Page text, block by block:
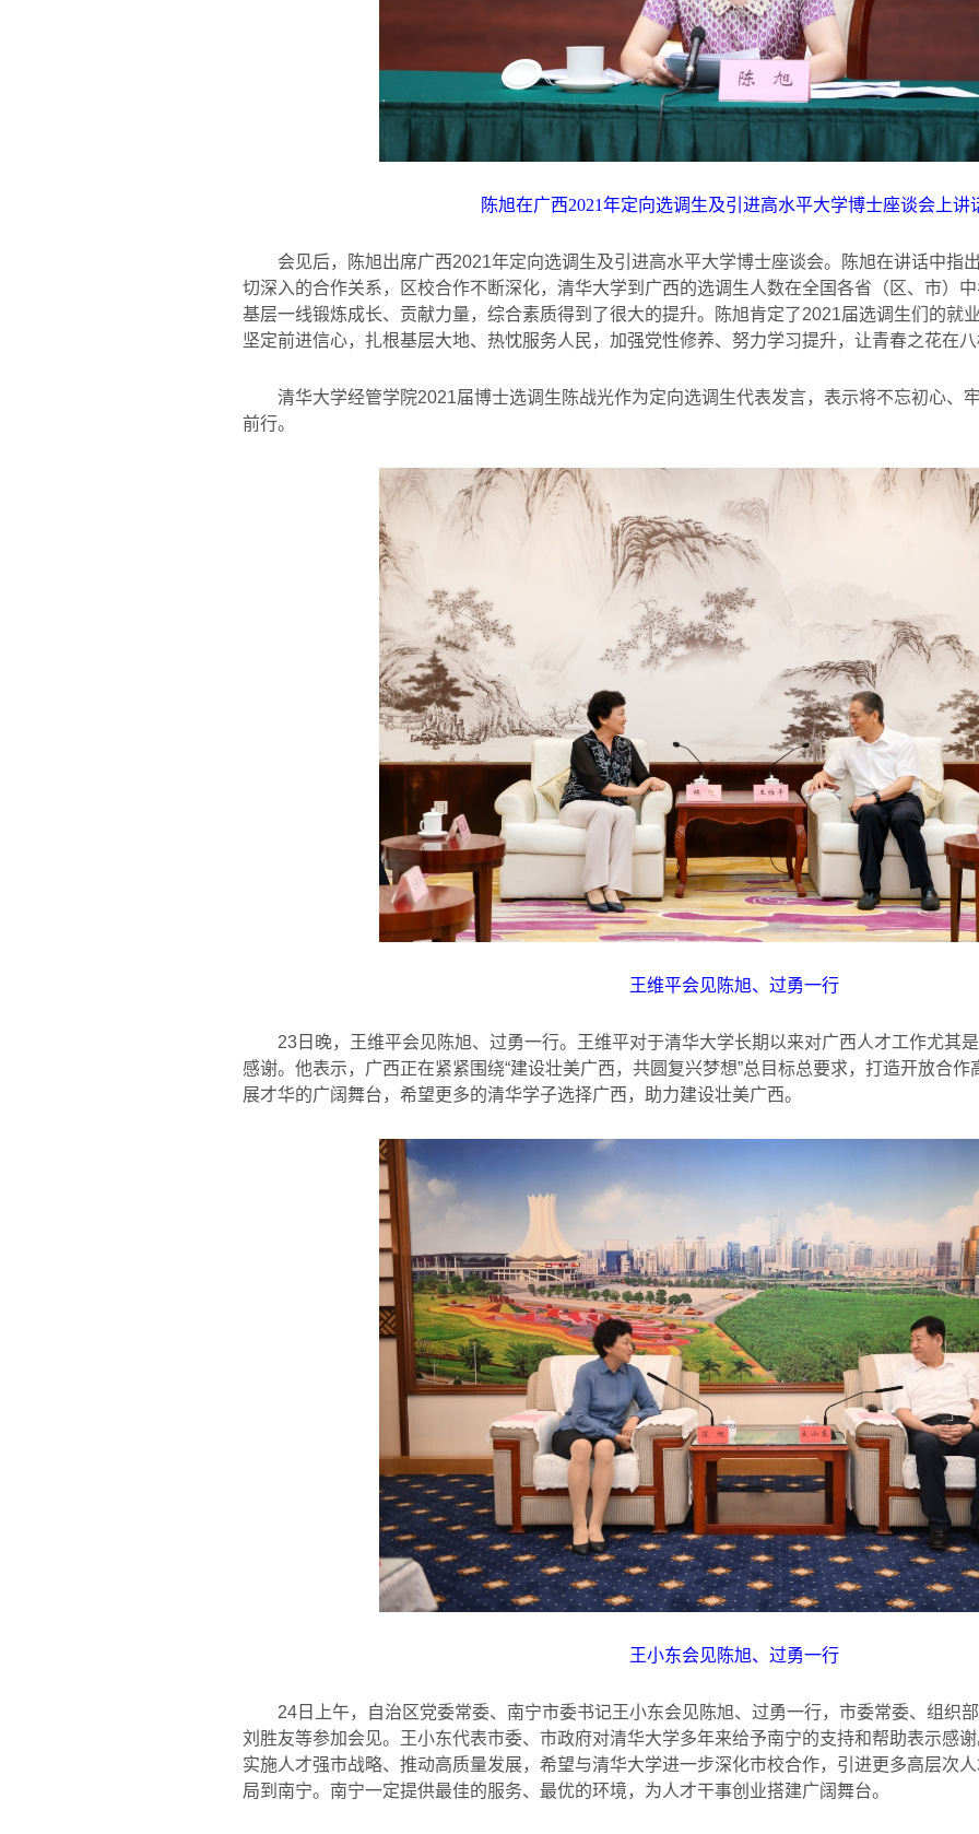
陈旭在广西2021年定向选调生及引进高水平大学博士座谈会上讲
会见后，陈旭出席广西2021年定向选调生及引进高水平大学博士座谈会。陈旭在讲话中指
切深入的合作关系，区校合作不断深化，清华大学到广西的选调生人数在全国各省（区、市）
基层一线锻炼成长、贡献力量，综合素质得到了很大的提升。陈旭肯定了2021届选调生们的就
坚定前进信心，扎根基层大地、热忱服务人民，加强党性修养、努力学习提升，让青春之花在
清华大学经管学院2021届博士选调生陈战光作为定向选调生代表发言，表示将不忘初心、
前行。
王维平会见陈旭、过勇一行
23 日晚，王维平会见陈旭、过勇一行。王维平对于清华大学长期以来对广西人才工作尤其
感谢。他表示，广西正在紧紧围绕“建设壮美广西，共圆复兴梦想”总目标总要求，打造开放合
展才华的广阔舞台，希望更多的清华学子选择广西，助力建设壮美广西。
王小东会见陈旭、过勇一行
24 日上午，自治区党委常委、南宁市委书记王小东会见陈旭、过勇一行，市委常委、组织
刘胜友等参加会见。王小东代表市委、市政府对清华大学多年来给予南宁的支持和帮助表示感
实施人才强市战略、推动高质量发展，希望与清华大学进一步深化市校合作，引进更多高层次
局到南宁。南宁一定提供最佳的服务、最优的环境，为人才干事创业搭建广阔舞台。